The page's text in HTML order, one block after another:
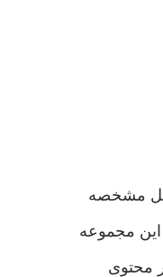
مشخصه
مجموعه
محتوی